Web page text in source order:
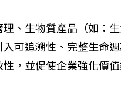
、生物質產品（如：
可追溯性、完整生命
，並促使企業強化價